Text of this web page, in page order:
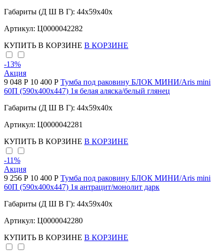
Габариты (Д Ш В Г): 44x59x40x
Артикул: Ц0000042282
КУПИТЬ В КОРЗИНЕ В КОРЗИНЕ
-13%
Акция
9 048 Р 10 400 Р Тумба под раковину БЛОК МИНИ/Aris mini
60П (590х400х447) 1я белая аляска/белый глянец
Габариты (Д Ш В Г): 44x59x40x
Артикул: Ц0000042281
КУПИТЬ В КОРЗИНЕ В КОРЗИНЕ
-11%
Акция
9 256 Р 10 400 Р Тумба под раковину БЛОК МИНИ/Aris mini
60П (590х400х447) 1я антрацит/монолит дарк
Габариты (Д Ш В Г): 44x59x40x
Артикул: Ц0000042280
КУПИТЬ В КОРЗИНЕ В КОРЗИНЕ